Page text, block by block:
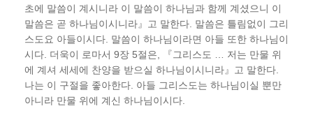
초에 말씀이 계시니라 이 말씀이 하나님과 함께 계셨으니 이
말씀은 곧 하나님이시니라』고 말한다. 말씀은 틀림없이 그리
스도요 아들이시다. 말씀이 하나님이라면 아들 또한 하나님이
시다. 더욱이 로마서 9장 5절은, 『그리스도 … 저는 만물 위
에 계셔 세세에 찬양을 받으실 하나님이시니라』고 말한다.
나는 이 구절을 좋아한다. 아들 그리스도는 하나님이실 뿐만
아니라 만물 위에 계신 하나님이시다.